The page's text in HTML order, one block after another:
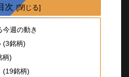
次
今週の動き
(3銘柄)
柄)
(19銘柄)